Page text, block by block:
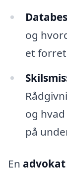
og
et
og
på
En advokat